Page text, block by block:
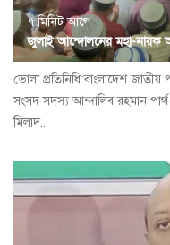
৭ মিনিট আগে
জুলাই আন্দোলনের মহা-নায়ক
ভোলা প্রতিনিধি:বাংলাদেশ
সংসদ সদস্য আন্দালিব রহমান
মিলাদ...